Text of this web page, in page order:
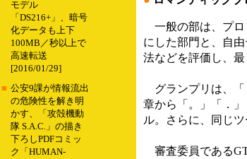
モデル
「DS216+」、暗号
化データも上下
100MB／秒以上で
高速転送
[2016/01/29]
■ 公安9課が情報流出
の危険性を解き明
かす、「攻殻機動
隊 S.A.C.」の描き
下ろしPDFコミッ
ク「HUMAN-
一般の部は、プロ
にした部門と、自
法などを評価し、最
グランプリは、「
章から「。」「．
ル。さらに、同じ
審査委員である